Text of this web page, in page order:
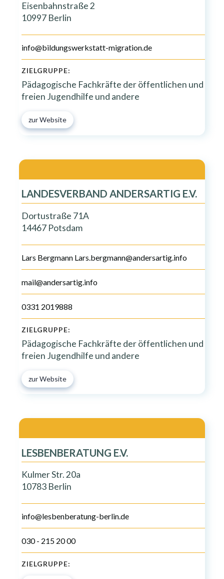
Eisenbahnstraße 2
10997 Berlin
info@bildungswerkstatt-migration.de
ZIELGRUPPE:
Pädagogische Fachkräfte der öffentlichen und
freien Jugendhilfe und andere
zur Website
LANDESVERBAND ANDERSARTIG E.V.
Dortustraße 71A
14467 Potsdam
Lars Bergmann Lars.bergmann@andersartig.info
mail@andersartig.info
0331 2019888
ZIELGRUPPE:
Pädagogische Fachkräfte der öffentlichen und
freien Jugendhilfe und andere
zur Website
LESBENBERATUNG E.V.
Kulmer Str. 20a
10783 Berlin
info@lesbenberatung-berlin.de
030 - 215 20 00
ZIELGRUPPE: